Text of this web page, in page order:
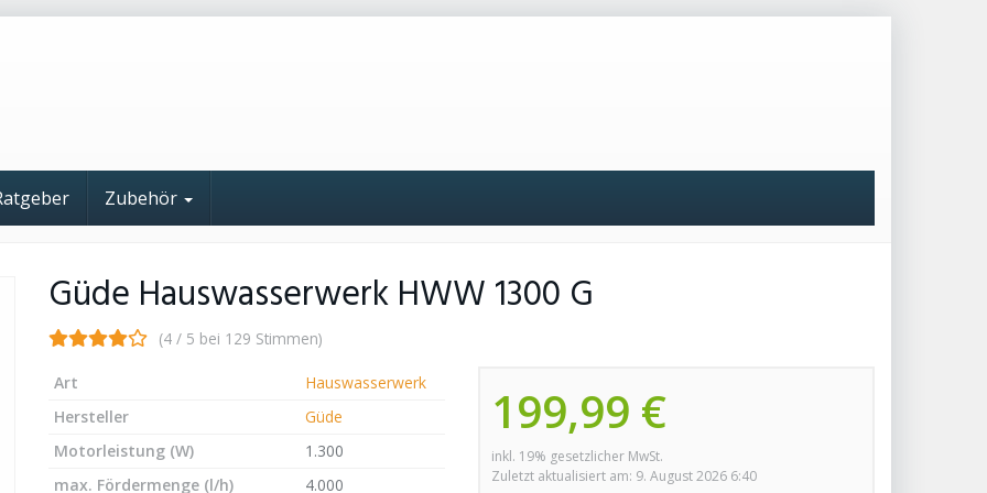
Zubehör
Güde Hauswasserwerk HWW 1300 G
(4 / 5 bei 129 Stimmen)
199,99 €
inkl. 19% gesetzlicher MwSt.
Zuletzt aktualisiert am: 9. August 2026 6:40
Art
Hauswasserwerk
Hersteller
Güde
Motorleistung (W)
1.300
max. Fördermenge (l/h)
4.000